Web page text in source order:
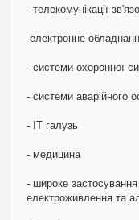
- телекомунікації
-електронне
- системи охоронної
- системи аварійного
- ІТ галузь
- медицина
- широке
електроживлення та